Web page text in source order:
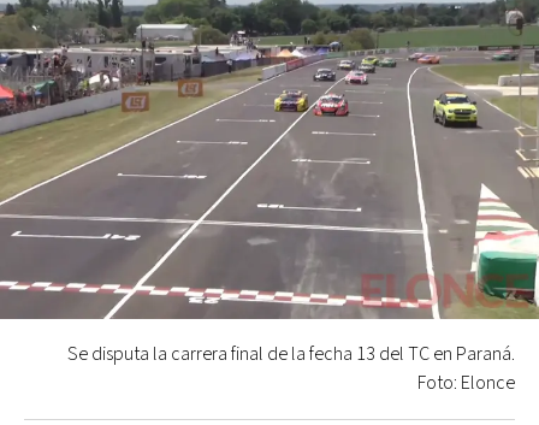
Se disputa la carrera final de la fecha 13 del TC en Paraná.
Foto: Elonce